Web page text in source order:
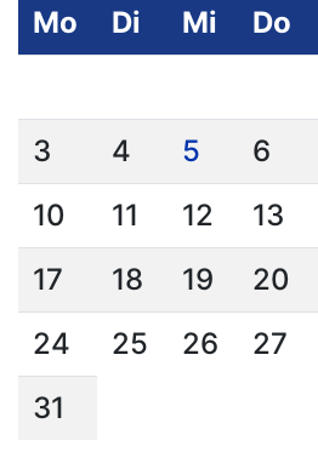
Mo
Di Mi Do
3
4 5 6
10
11 12 13
17
18 19 20
24
25 26 27
31